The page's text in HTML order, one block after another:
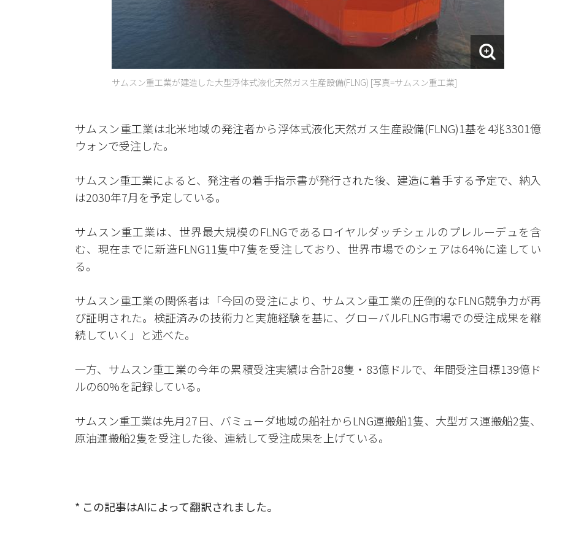
サムスン重工業が建造した大型浮体式液化天然ガス生産設備(FLNG) [写真=サムスン重工業]
サムスン重工業は北米地域の発注者から浮体式液化天然ガス生産設備(FLNG)1基を4兆3301億
ウォンで受注した。
サムスン重工業によると、発注者の着手指示書が発行された後、建造に着手する予定で、納入
は2030年7月を予定している。
サムスン重工業は、世界最大規模のFLNGであるロイヤルダッチシェルのプレルーデュを含
む、現在までに新造FLNG11隻中7隻を受注しており、世界市場でのシェアは64%に達してい
る。
サムスン重工業の関係者は「今回の受注により、サムスン重工業の圧倒的なFLNG競争力が再
び証明された。検証済みの技術力と実施経験を基に、グローバルFLNG市場での受注成果を継
続していく」と述べた。
一方、サムスン重工業の今年の累積受注実績は合計28隻・83億ドルで、年間受注目標139億ド
ルの60%を記録している。
サムスン重工業は先月27日、バミューダ地域の船社からLNG運搬船1隻、大型ガス運搬船2隻、
原油運搬船2隻を受注した後、連続して受注成果を上げている。
* この記事はAIによって翻訳されました。